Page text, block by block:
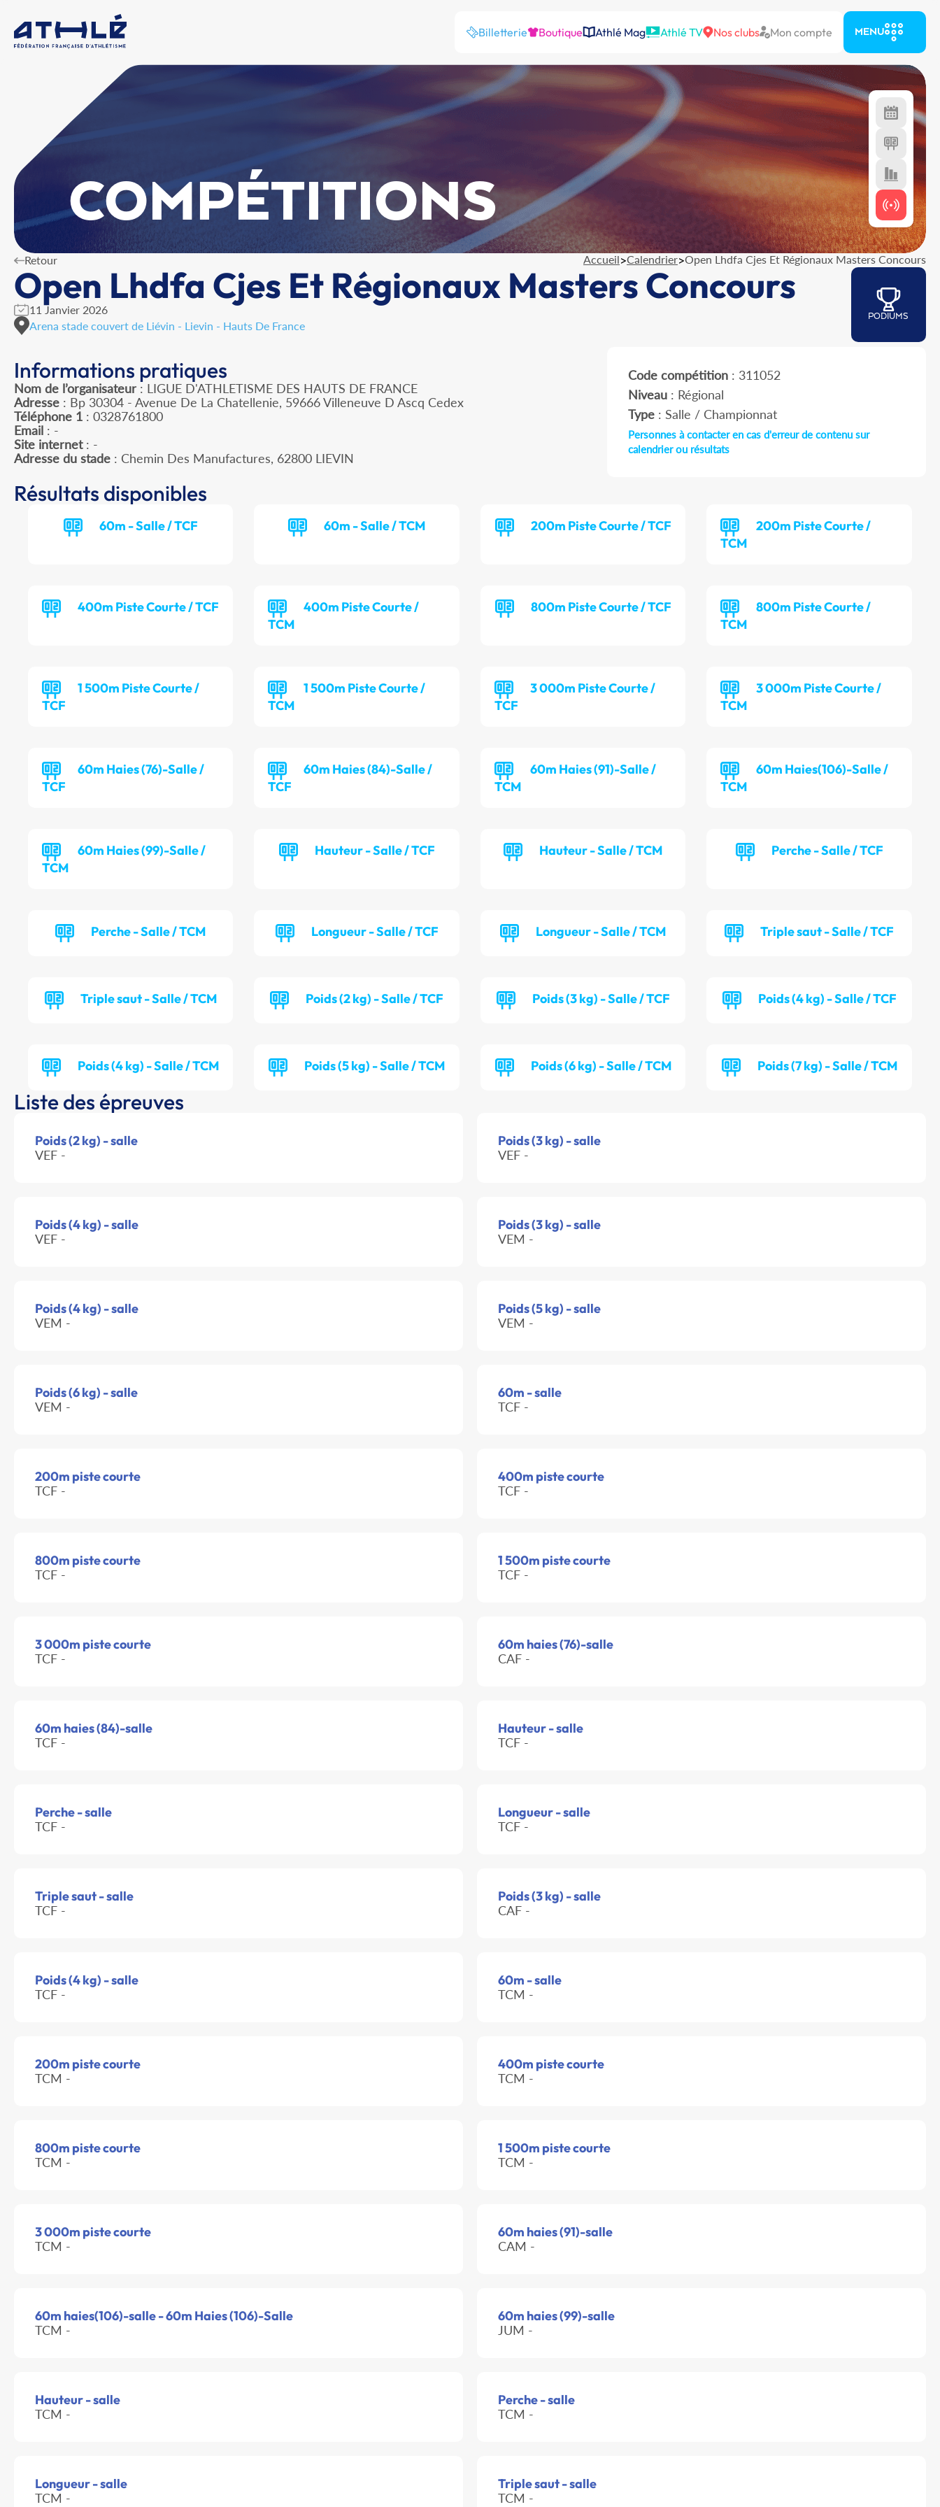
Billetterie Boutique Athlé Mag Athlé TV Nos clubs Mon compte MENU
COMPÉTITIONS
Retour Accueil>Calendrier>Open Lhdfa Cjes Et Régionaux Masters Concours
Open Lhdfa Cjes Et Régionaux Masters Concours
11 Janvier 2026
Arena stade couvert de Liévin - Lievin - Hauts De France
PODIUMS
Informations pratiques
Nom de l’organisateur : LIGUE D'ATHLETISME DES HAUTS DE FRANCE
Adresse : Bp 30304 - Avenue De La Chatellenie, 59666 Villeneuve D Ascq Cedex
Téléphone 1 : 0328761800
Email : -
Site internet: -
Adresse du stade : Chemin Des Manufactures, 62800 LIEVIN
Code compétition: 311052
Niveau: Régional
Type: Salle / Championnat
Personnes à contacter en cas d'erreur de contenu sur
calendrier ou résultats
Résultats disponibles
60m - Salle / TCF 60m - Salle / TCM 200m Piste Courte / TCF
200m Piste Courte /
TCM
400m Piste Courte / TCF
400m Piste Courte /
TCM
800m Piste Courte / TCF
800m Piste Courte /
TCM
1 500m Piste Courte /
TCF
1 500m Piste Courte /
TCM
3 000m Piste Courte /
TCF
3 000m Piste Courte /
TCM
60m Haies (76)-Salle /
TCF
60m Haies (84)-Salle /
TCF
60m Haies (91)-Salle /
TCM
60m Haies(106)-Salle /
TCM
60m Haies (99)-Salle /
TCM
Hauteur - Salle / TCF Hauteur - Salle / TCM Perche - Salle / TCF
Perche - Salle / TCM Longueur - Salle / TCF Longueur - Salle / TCM Triple saut - Salle / TCF
Triple saut - Salle / TCM Poids (2 kg) - Salle / TCF Poids (3 kg) - Salle / TCF Poids (4 kg) - Salle / TCF
Poids (4 kg) - Salle / TCM Poids (5 kg) - Salle / TCM Poids (6 kg) - Salle / TCM Poids (7 kg) - Salle / TCM
Liste des épreuves
Poids (2 kg) - salle
VEF -
Poids (3 kg) - salle
VEF -
Poids (4 kg) - salle
VEF -
Poids (3 kg) - salle
VEM -
Poids (4 kg) - salle
VEM -
Poids (5 kg) - salle
VEM -
Poids (6 kg) - salle
VEM -
60m - salle
TCF -
200m piste courte
TCF -
400m piste courte
TCF -
800m piste courte
TCF -
1 500m piste courte
TCF -
3 000m piste courte
TCF -
60m haies (76)-salle
CAF -
60m haies (84)-salle
TCF -
Hauteur - salle
TCF -
Perche - salle
TCF -
Longueur - salle
TCF -
Triple saut - salle
TCF -
Poids (3 kg) - salle
CAF -
Poids (4 kg) - salle
TCF -
60m - salle
TCM -
200m piste courte
TCM -
400m piste courte
TCM -
800m piste courte
TCM -
1 500m piste courte
TCM -
3 000m piste courte
TCM -
60m haies (91)-salle
CAM -
60m haies(106)-salle - 60m Haies (106)-Salle
TCM -
60m haies (99)-salle
JUM -
Hauteur - salle
TCM -
Perche - salle
TCM -
Longueur - salle
TCM -
Triple saut - salle
TCM -